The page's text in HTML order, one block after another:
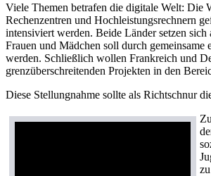
Viele Themen betrafen die digitale Welt: Die
Rechenzentren und Hochleistungsrechnern
intensiviert werden. Beide Länder setzen
Frauen und Mädchen soll durch
werden. Schließlich wollen Frankreich und
grenzüberschreitenden Projekten in den
Diese Stellungnahme sollte als Richtschnur